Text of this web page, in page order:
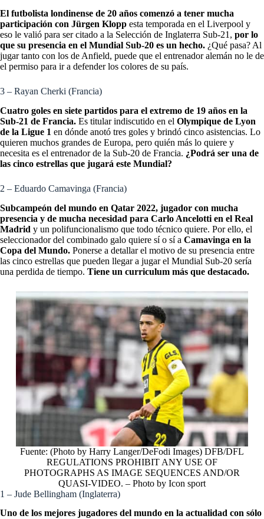
El futbolista londinense de 20 años comenzó a tener mucha
participación con Jürgen Klopp esta temporada en el Liverpool y
eso le valió para ser citado a la Selección de Inglaterra Sub-21, por lo
que su presencia en el Mundial Sub-20 es un hecho. ¿Qué pasa? Al
jugar tanto con los de Anfield, puede que el entrenador alemán no le de
el permiso para ir a defender los colores de su país.
3 – Rayan Cherki (Francia)
Cuatro goles en siete partidos para el extremo de 19 años en la
Sub-21 de Francia. Es titular indiscutido en el Olympique de Lyon
de la Ligue 1 en dónde anotó tres goles y brindó cinco asistencias. Lo
quieren muchos grandes de Europa, pero quién más lo quiere y
necesita es el entrenador de la Sub-20 de Francia. ¿Podrá ser una de
las cinco estrellas que jugará este Mundial?
2 – Eduardo Camavinga (Francia)
Subcampeón del mundo en Qatar 2022, jugador con mucha
presencia y de mucha necesidad para Carlo Ancelotti en el Real
Madrid y un polifuncionalismo que todo técnico quiere. Por ello, el
seleccionador del combinado galo quiere sí o sí a Camavinga en la
Copa del Mundo. Ponerse a detallar el motivo de su presencia entre
las cinco estrellas que pueden llegar a jugar el Mundial Sub-20 sería
una perdida de tiempo. Tiene un curriculum más que destacado.
Fuente: (Photo by Harry Langer/DeFodi Images) DFB/DFL
REGULATIONS PROHIBIT ANY USE OF
PHOTOGRAPHS AS IMAGE SEQUENCES AND/OR
QUASI-VIDEO. – Photo by Icon sport
1 – Jude Bellingham (Inglaterra)
Uno de los mejores jugadores del mundo en la actualidad con sólo